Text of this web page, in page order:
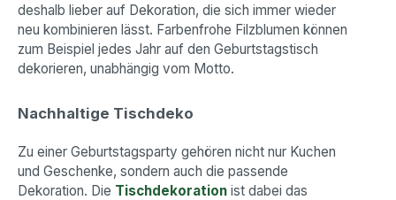
deshalb lieber auf Dekoration, die sich immer wieder
neu kombinieren lässt. Farbenfrohe Filzblumen können
zum Beispiel jedes Jahr auf den Geburtstagstisch
dekorieren, unabhängig vom Motto.
Nachhaltige Tischdeko
Zu einer Geburtstagsparty gehören nicht nur Kuchen
und Geschenke, sondern auch die passende
Dekoration. Die Tischdekoration ist dabei das